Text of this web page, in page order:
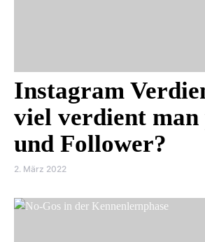
Instagram
viel verdient
und Follower?
2. März 2022